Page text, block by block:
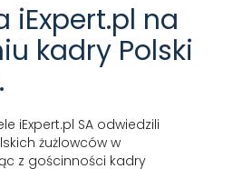
iExpert.pl na
kadry Polski
iExpert.pl SA odwiedzili
żużlowców w
z gościnności kadry